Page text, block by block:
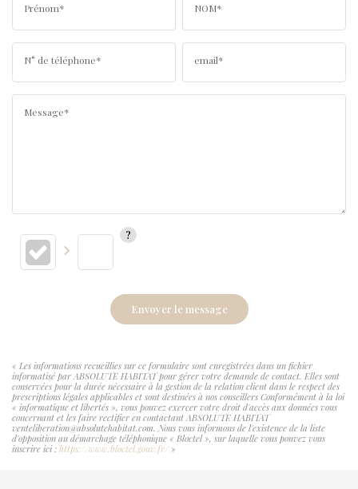
Prénom* NOM*
N° de téléphone* email*
Message*
Envoyer le message
« Les informations recueillies sur ce formulaire sont enregistrées dans un fichier
informatisé par ABSOLUTE HABITAT pour gérer votre demande de contact. Elles sont
conservées pour la durée nécessaire à la gestion de la relation client dans le respect des
prescriptions légales applicables et sont destinées à nos conseillers Conformément à la loi
« informatique et libertés », vous pouvez exercer votre droit d'accès aux données vous
concernant et les faire rectifier en contactant ABSOLUTE HABITAT
venteliberation@absolutehabitat.com. Nous vous informons de l'existence de la liste
d'opposition au démarchage téléphonique « Bloctel », sur laquelle vous pouvez vous
inscrire ici : https://www.bloctel.gouv.fr/»